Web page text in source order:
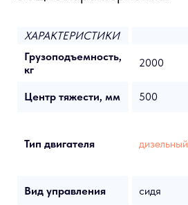
ХАРАКТЕРИСТИКИ
Грузоподъемность,
кг
2000
Центр тяжести, мм 500
Тип двигателя дизельный
Вид управления сидя